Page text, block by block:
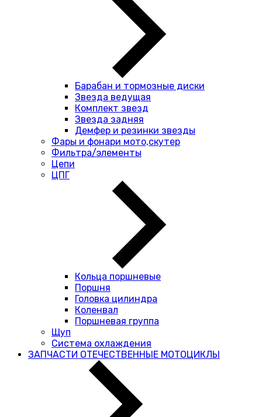
Барабан и тормозные диски
Звезда ведущая
Комплект звезд
Звезда задняя
Демфер и резинки звезды
Фары и фонари мото,скутер
Фильтра/элементы
Цепи
ЦПГ
Кольца поршневые
Поршня
Головка цилиндра
Коленвал
Поршневая группа
Щуп
Система охлаждения
ЗАПЧАСТИ ОТЕЧЕСТВЕННЫЕ МОТОЦИКЛЫ